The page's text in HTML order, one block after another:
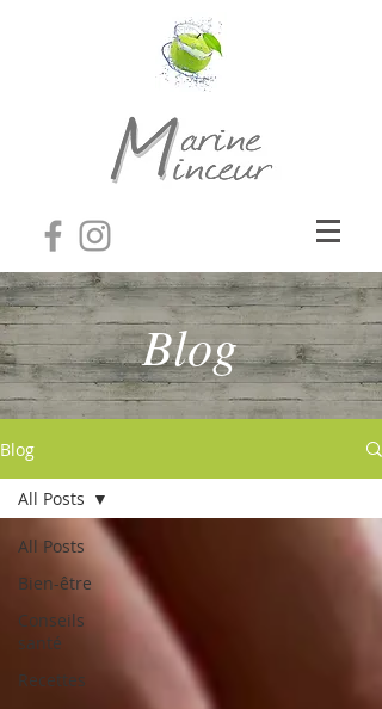
Blog
Blog
All Posts
Bien-être
Conseils
santé
Recettes
All Posts